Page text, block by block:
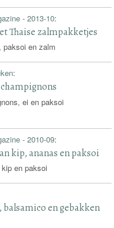
- 2013-10:
Thaise zalmpakketjes
paksoi en zalm
:
ei en paksoi
- 2010-09:
kip, ananas en paksoi
en paksoi
en gebakken